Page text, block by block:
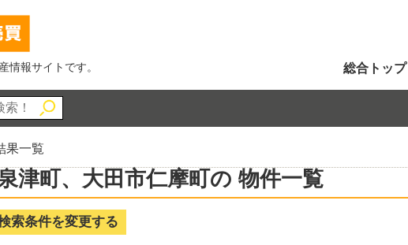
情報サイトです。 総合トップ
果一覧
津町、大田市仁摩町の 物件一覧
索条件を変更する